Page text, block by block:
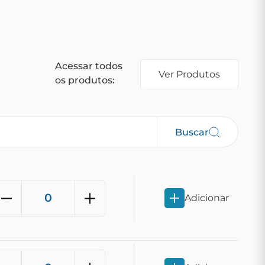
Acessar todos
os produtos:
Ver Produtos
Buscar
Adicionar